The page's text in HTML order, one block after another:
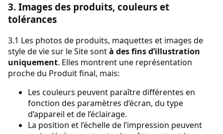
3. Images des produits, couleurs et
tolérances
3.1 Les photos de produits, maquettes et images de
style de vie sur le Site sontà des fins d’illustration
uniquement. Elles montrent une représentation
proche du Produit final, mais:
Les couleurs peuvent paraître différentes en
fonction des paramètres d’écran, du type
d’appareil et de l’éclairage.
La position et l’échelle de l’impression peuvent